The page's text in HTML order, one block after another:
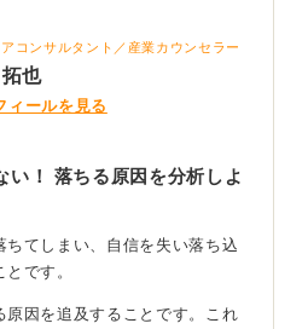
コンサルタント／産業カウンセラー
也
ィールを見る
い！ 落ちる原因を分析しよ
ちてしまい、自信を失い落ち込
です。
原因を追及することです。これ